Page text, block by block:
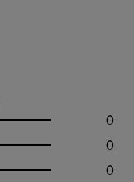
0
0
0